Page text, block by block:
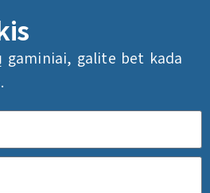
gaminiai, galite bet kada